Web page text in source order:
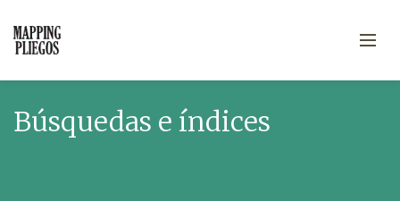
Búsquedas e índices